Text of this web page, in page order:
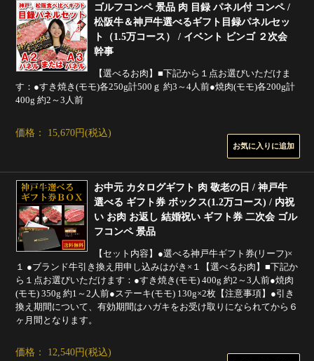
ゴルフコンペ 景品 肉 目録 パネル付 コンペ /
松阪牛＆神戸牛選べるギフト目録パネルセッ
ト（1.5万コース） / イベント ビンゴ ２次会
幹事
【選べるお肉】■下記から１点お選びいただけま
す：●すき焼き(モモ)各250g計500ｇ 約3～4人前●焼肉(モモ)各200g計
400g 約2～3人前
価格： 15,670円(税込)
お中元 カタログギフト 肉 敬老の日 / 神戸牛
選べる ギフト券 ボックス(1.2万コース) / 内祝
い お肉 お返し 結婚祝い ギフト券 二次会 ゴル
フコンペ 景品
【セット内容】●選べる神戸牛ギフト券(リーフ)×
１ ●ブランド牛引き換え用申し込みはがき×１【選べるお肉】■下記か
ら１点お選びいただけます：●すき焼き(モモ) 400g 約2～3人前●焼肉
(モモ) 350g 約1～2人前●ステーキ(モモ) 130g×2枚【注意事項】●引き
換え期間について、有効期間はハガキをお受け取りになられてから６
ヶ月間となります。
価格： 12,540円(税込)